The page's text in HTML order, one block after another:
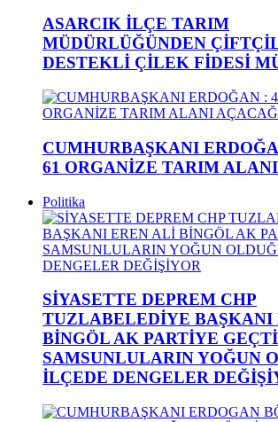
ASARCIK İLÇE TARIM
MÜDÜRLÜĞÜNDEN
DESTEKLİ ÇİLEK FİDESİ
CUMHURBAŞKANI
61 ORGANİZE TARIM
Politika
SİYASETTE DEPREM CHP
TUZLABELEDİYE BAŞKANI
BİNGÖL AK PARTİYE GEÇTİ
SAMSUNLULARIN YOĞUN
İLÇEDE DENGELER